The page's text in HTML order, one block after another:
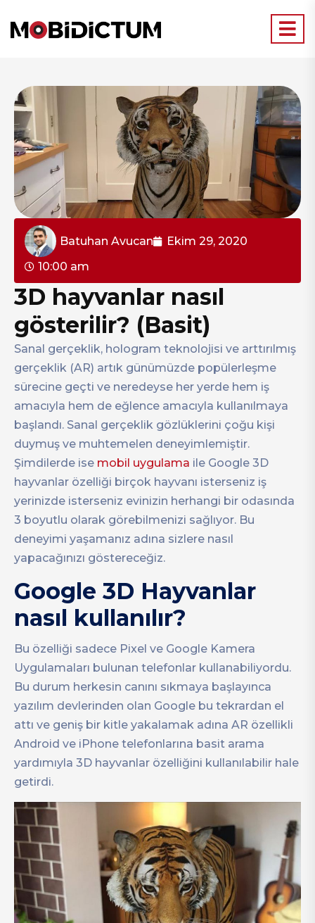
Batuhan Avucan
Ekim 29, 2020
10:00 am
3D hayvanlar nasıl
gösterilir? (Basit)
Sanal gerçeklik, hologram teknolojisi ve arttırılmış
gerçeklik (AR) artık günümüzde popülerleşme
sürecine geçti ve neredeyse her yerde hem iş
amacıyla hem de eğlence amacıyla kullanılmaya
başlandı. Sanal gerçeklik gözlüklerini çoğu kişi
duymuş ve muhtemelen deneyimlemiştir.
Şimdilerde ise mobil uygulama ile Google 3D
hayvanlar özelliği birçok hayvanı isterseniz iş
yerinizde isterseniz evinizin herhangi bir odasında
3 boyutlu olarak görebilmenizi sağlıyor. Bu
deneyimi yaşamanız adına sizlere nasıl
yapacağınızı göstereceğiz.
Google 3D Hayvanlar
nasıl kullanılır?
Bu özelliği sadece Pixel ve Google Kamera
Uygulamaları bulunan telefonlar kullanabiliyordu.
Bu durum herkesin canını sıkmaya başlayınca
yazılım devlerinden olan Google bu tekrardan el
attı ve geniş bir kitle yakalamak adına AR özellikli
Android ve iPhone telefonlarına basit arama
yardımıyla 3D hayvanlar özelliğini kullanılabilir hale
getirdi.